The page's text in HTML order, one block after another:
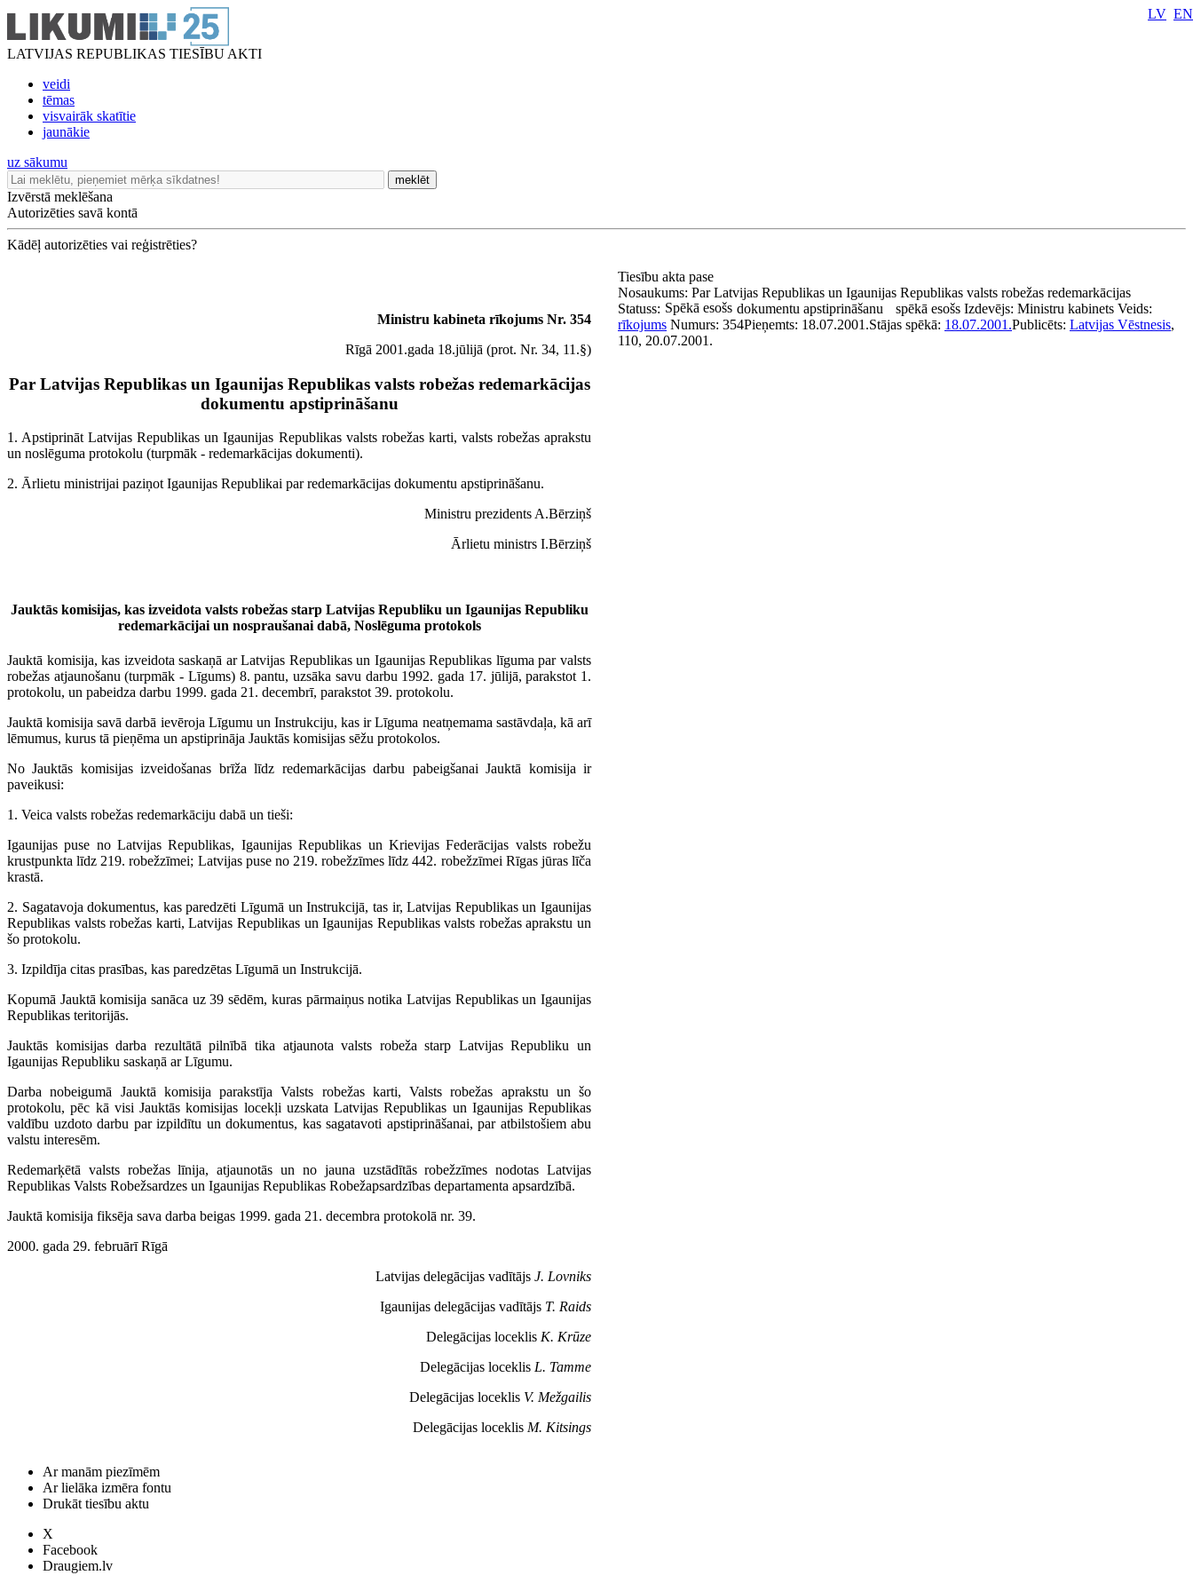
LATVIJAS REPUBLIKAS TIESĪBU AKTI
veidi
tēmas
visvairāk skatītie
jaunākie
LV EN
uz sākumu
meklēt
Izvērstā meklēšana
Autorizēties savā kontā
Kādēļ autorizēties vai reģistrēties?
Ministru kabineta rīkojums Nr. 354
Rīgā 2001.gada 18.jūlijā (prot. Nr. 34, 11.§)
Par Latvijas Republikas un Igaunijas Republikas valsts robežas redemarkācijas
dokumentu apstiprināšanu
1. Apstiprināt Latvijas Republikas un Igaunijas Republikas valsts robežas karti, valsts robežas aprakstu
un noslēguma protokolu (turpmāk - redemarkācijas dokumenti).
2. Ārlietu ministrijai paziņot Igaunijas Republikai par redemarkācijas dokumentu apstiprināšanu.
Ministru prezidents A.Bērziņš
Ārlietu ministrs I.Bērziņš
Jauktās komisijas, kas izveidota valsts robežas starp Latvijas Republiku un Igaunijas Republiku
redemarkācijai un nospraušanai dabā, Noslēguma protokols
Jauktā komisija, kas izveidota saskaņā ar Latvijas Republikas un Igaunijas Republikas līguma par valsts
robežas atjaunošanu (turpmāk - Līgums) 8. pantu, uzsāka savu darbu 1992. gada 17. jūlijā, parakstot 1.
protokolu, un pabeidza darbu 1999. gada 21. decembrī, parakstot 39. protokolu.
Jauktā komisija savā darbā ievēroja Līgumu un Instrukciju, kas ir Līguma neatņemama sastāvdaļa, kā arī
lēmumus, kurus tā pieņēma un apstiprināja Jauktās komisijas sēžu protokolos.
No Jauktās komisijas izveidošanas brīža līdz redemarkācijas darbu pabeigšanai Jauktā komisija ir
paveikusi:
1. Veica valsts robežas redemarkāciju dabā un tieši:
Igaunijas puse no Latvijas Republikas, Igaunijas Republikas un Krievijas Federācijas valsts robežu
krustpunkta līdz 219. robežzīmei; Latvijas puse no 219. robežzīmes līdz 442. robežzīmei Rīgas jūras līča
krastā.
2. Sagatavoja dokumentus, kas paredzēti Līgumā un Instrukcijā, tas ir, Latvijas Republikas un Igaunijas
Republikas valsts robežas karti, Latvijas Republikas un Igaunijas Republikas valsts robežas aprakstu un
šo protokolu.
3. Izpildīja citas prasības, kas paredzētas Līgumā un Instrukcijā.
Kopumā Jauktā komisija sanāca uz 39 sēdēm, kuras pārmaiņus notika Latvijas Republikas un Igaunijas
Republikas teritorijās.
Jauktās komisijas darba rezultātā pilnībā tika atjaunota valsts robeža starp Latvijas Republiku un
Igaunijas Republiku saskaņā ar Līgumu.
Darba nobeigumā Jauktā komisija parakstīja Valsts robežas karti, Valsts robežas aprakstu un šo
protokolu, pēc kā visi Jauktās komisijas locekļi uzskata Latvijas Republikas un Igaunijas Republikas
valdību uzdoto darbu par izpildītu un dokumentus, kas sagatavoti apstiprināšanai, par atbilstošiem abu
valstu interesēm.
Redemarķētā valsts robežas līnija, atjaunotās un no jauna uzstādītās robežzīmes nodotas Latvijas
Republikas Valsts Robežsardzes un Igaunijas Republikas Robežapsardzības departamenta apsardzībā.
Jauktā komisija fiksēja sava darba beigas 1999. gada 21. decembra protokolā nr. 39.
2000. gada 29. februārī Rīgā
Latvijas delegācijas vadītājs J. Lovniks
Igaunijas delegācijas vadītājs T. Raids
Delegācijas loceklis K. Krūze
Delegācijas loceklis L. Tamme
Delegācijas loceklis V. Mežgailis
Delegācijas loceklis M. Kitsings
Tiesību akta pase
Nosaukums: Par Latvijas Republikas un Igaunijas Republikas valsts robežas redemarkācijas
dokumentu apstiprināšanu
Statuss: Spēkā esošs spēkā esošs Izdevējs: Ministru kabinets Veids:
rīkojums Numurs: 354Pieņemts: 18.07.2001.Stājas spēkā: 18.07.2001.Publicēts: Latvijas Vēstnesis,
110, 20.07.2001.
Ar manām piezīmēm
Ar lielāka izmēra fontu
Drukāt tiesību aktu
X
Facebook
Draugiem.lv